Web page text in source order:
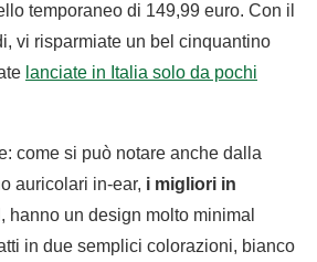
temporaneo di 149,99 euro. Con il
vi risparmiate un bel cinquantino
lanciate in Italia solo da pochi
come si può notare anche dalla
auricolari in-ear, i migliori in
, hanno un design molto minimal
in due semplici colorazioni, bianco